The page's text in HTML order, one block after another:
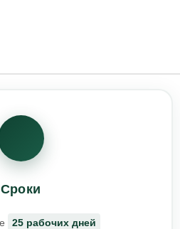
Сроки
25 рабочих дней